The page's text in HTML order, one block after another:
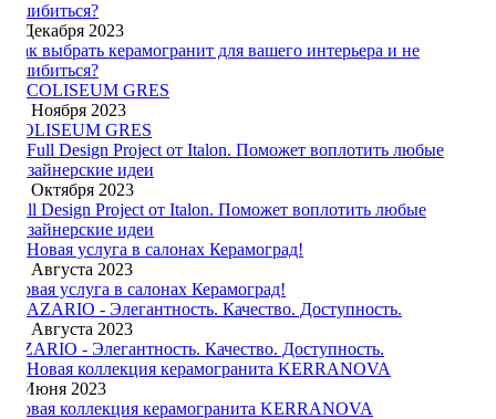
4 Декабря 2023
Как выбрать керамогранит для вашего интерьера и не
ошибиться?
10 Ноября 2023
COLISEUM GRES
13 Октября 2023
Full Design Project от Italon. Поможет воплотить любые
дизайнерские идеи
16 Августа 2023
Новая услуга в салонах Керамоград!
10 Августа 2023
AZARIO - Элегантность. Качество. Доступность.
8 Июня 2023
Новая коллекция керамогранита KERRANOVA